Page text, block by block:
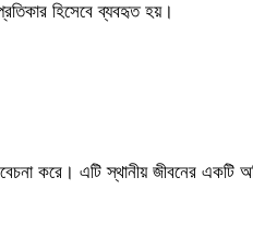
হিসেবে ব্যবহৃত হয়।
করে। এটি স্থানীয় জীবনের একটি